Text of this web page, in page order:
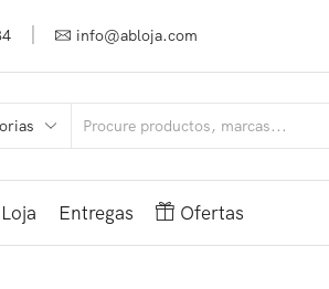
info@abloja.com
Loja Entregas Ofertas